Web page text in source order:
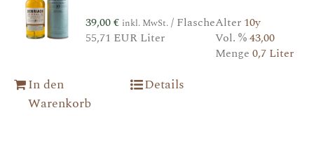
39,00€ inkl. MwSt./ Flasche
55,71 EUR Liter
Alter 10y
Vol. %43,00
Menge 0,7 Liter
In den
Warenkorb
Details